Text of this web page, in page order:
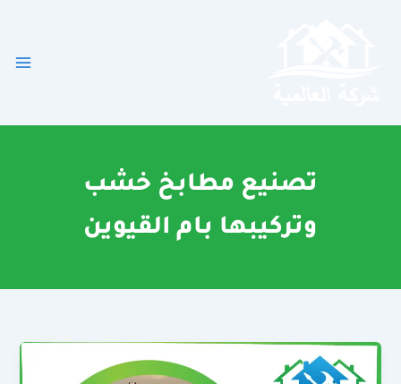
تصنيع مطابخ خشب
وتركيبها بام القيوين